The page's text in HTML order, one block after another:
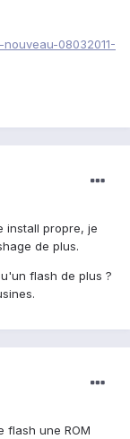
08032011-
install propre, je
de plus.
flash de plus ?
flash une ROM